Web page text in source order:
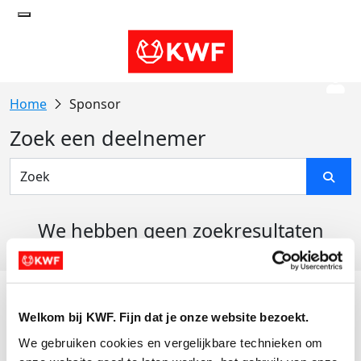
Welkom bij KWF. Fijn dat je onze website bezoekt.
We gebruiken cookies en vergelijkbare technieken om
Sponsor
Zoek een deelnemer
We hebben geen zoekresultaten
Actiematerialen
Evenementen